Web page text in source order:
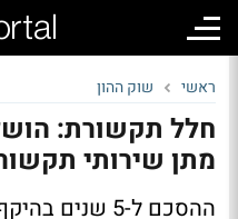
ראשי שוק ההון
חלל תקשורת:
מתן שירותי תקשורת ב-6